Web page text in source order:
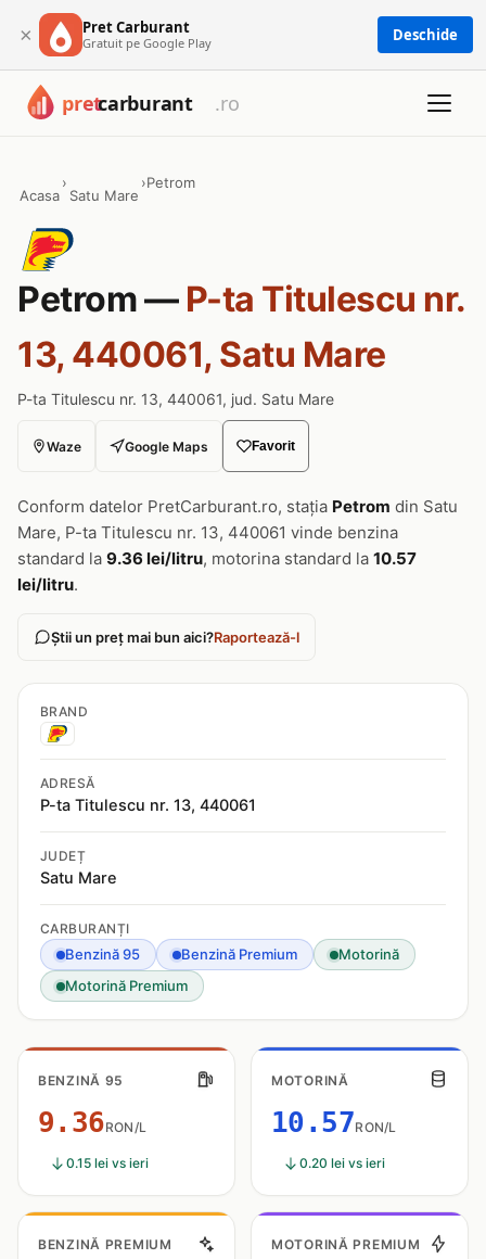
× Pret Carburant
Gratuit pe Google Play Deschide
Acasa
›
Satu Mare
›Petrom
Petrom — P-ta Titulescu nr.
13, 440061, Satu Mare
P-ta Titulescu nr. 13, 440061, jud. Satu Mare
Waze Google Maps Favorit
Conform datelor PretCarburant.ro, stația Petrom din Satu
Mare, P-ta Titulescu nr. 13, 440061 vinde benzina
standard la 9.36 lei/litru, motorina standard la 10.57
lei/litru.
Știi un preț mai bun aici?Raportează-l
BRAND
ADRESĂ
P-ta Titulescu nr. 13, 440061
JUDEȚ
Satu Mare
CARBURANȚI
Benzină 95 Benzină Premium
Motorină
Motorină Premium
BENZINĂ 95
9.36RON/L
0.15 lei vs ieri
MOTORINĂ
10.57RON/L
0.20 lei vs ieri
BENZINĂ PREMIUM MOTORINĂ PREMIUM